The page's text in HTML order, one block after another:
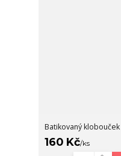
Batikovaný
160 Kč/ks